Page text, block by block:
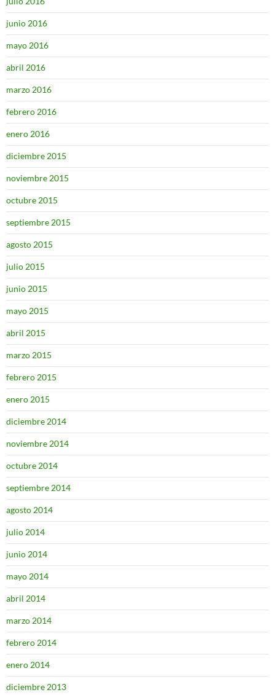
junio 2016
mayo 2016
abril 2016
marzo 2016
febrero 2016
enero 2016
diciembre 2015
noviembre 2015
octubre 2015
septiembre 2015
agosto 2015
julio 2015
junio 2015
mayo 2015
abril 2015
marzo 2015
febrero 2015
enero 2015
diciembre 2014
noviembre 2014
octubre 2014
septiembre 2014
agosto 2014
julio 2014
junio 2014
mayo 2014
abril 2014
marzo 2014
febrero 2014
enero 2014
diciembre 2013